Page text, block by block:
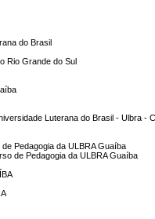
do Brasil
Rio Grande do Sul
Luterana do Brasil - Ulbra -
de Pedagogia da ULBRA Guaíba
de Pedagogia da ULBRA Guaíba